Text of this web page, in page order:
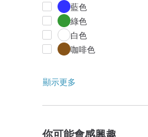
藍色
綠色
白色
咖啡色
顯示更多